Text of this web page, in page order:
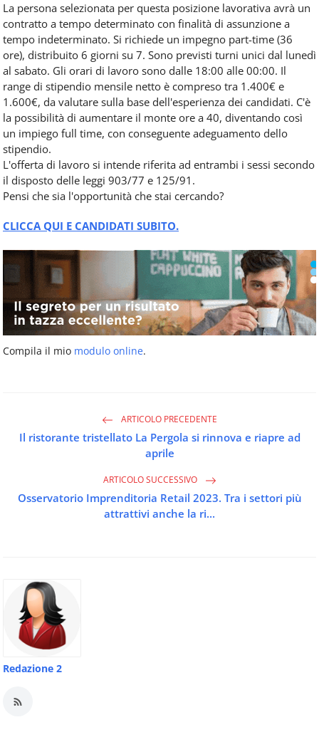
La persona selezionata per questa posizione lavorativa avrà un
contratto a tempo determinato con finalità di assunzione a
tempo indeterminato. Si richiede un impegno part-time (36
ore), distribuito 6 giorni su 7. Sono previsti turni unici dal lunedì
al sabato. Gli orari di lavoro sono dalle 18:00 alle 00:00. Il
range di stipendio mensile netto è compreso tra 1.400€ e
1.600€, da valutare sulla base dell'esperienza dei candidati. C'è
la possibilità di aumentare il monte ore a 40, diventando così
un impiego full time, con conseguente adeguamento dello
stipendio.
L'offerta di lavoro si intende riferita ad entrambi i sessi secondo
il disposto delle leggi 903/77 e 125/91.
Pensi che sia l'opportunità che stai cercando?
CLICCA QUI E CANDIDATI SUBITO.
Compila il mio modulo online.
ARTICOLO PRECEDENTE
Il ristorante tristellato La Pergola si rinnova e riapre ad
aprile
ARTICOLO SUCCESSIVO
Osservatorio Imprenditoria Retail 2023. Tra i settori più
attrattivi anche la ri...
Redazione 2